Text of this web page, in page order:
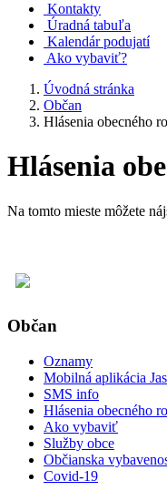
Kontakty
Úradná tabuľa
Kalendár podujatí
Ako vybaviť?
Úvodná stránka
Občan
Hlásenia obecného
Hlásenia
Na tomto mieste môžete
Občan
Oznamy
Mobilná aplikácia
SMS info
Hlásenia obecného
Ako vybaviť
Služby obce
Občianska
Covid-19